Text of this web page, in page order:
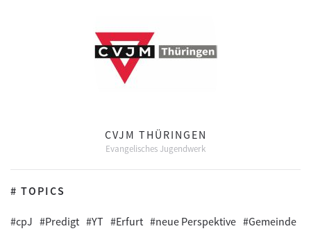
# TOPICS
#cpJ #Predigt #YT #Erfurt #neue Perspektive #Gemeinde
CVJM THÜRINGEN
Evangelisches Jugendwerk